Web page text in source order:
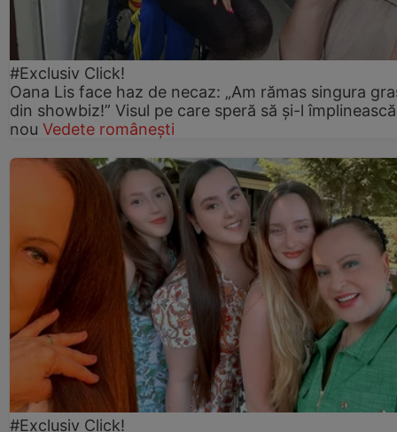
#Exclusiv Click!
Oana Lis face haz de necaz: „Am rămas singura
din showbiz!” Visul pe care speră să și-l
nou Vedete românești
#Exclusiv Click!